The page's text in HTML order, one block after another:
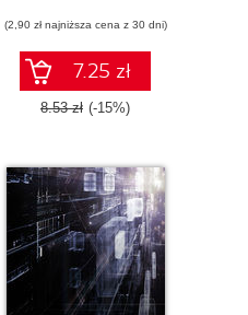
(2,90 zł najniższa cena z 30 dni)
7.25 zł
8.53 zł (-15%)